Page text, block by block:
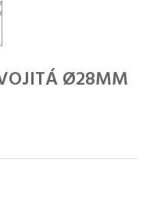
Ø28MM